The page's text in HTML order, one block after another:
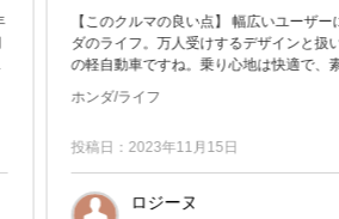
【このクルマの良い点】 幅広いユーザ
ダのライフ。万人受けするデザインと扱
の軽自動車ですね。乗り心地は快適で、
操縦性。エンジン特性もマイルドで、ア
あわせてスピードがつ...
ホンダ/ライフ
投稿日：2023年11月15日
ロジーヌ